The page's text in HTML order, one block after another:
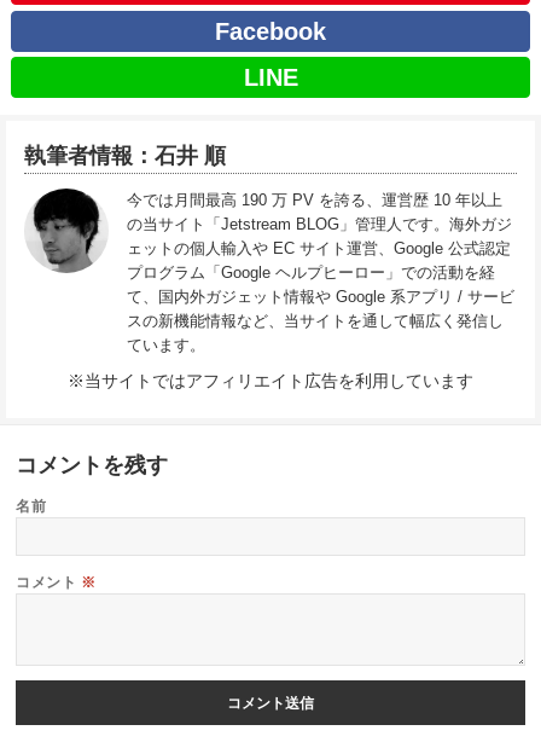
Facebook
LINE
執筆者情報：石井 順
今では月間最高 190 万 PV を誇る、運営歴 10 年以上
の当サイト「Jetstream BLOG」管理人です。海外ガジ
ェットの個人輸入や EC サイト運営、Google 公式認定
プログラム「Google ヘルプヒーロー」での活動を経
て、国内外ガジェット情報や Google 系アプリ / サービ
スの新機能情報など、当サイトを通して幅広く発信し
ています。
※当サイトではアフィリエイト広告を利用しています
コメントを残す
名前
コメント ※